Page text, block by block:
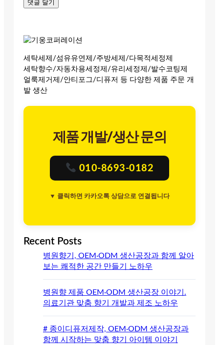
세탁세제/섬유유연제/주방세제/다목적세정제
세탁향수/자동차용세정제/유리세정제/발수코팅제
얼룩제거제/안티포그/디퓨저 등 다양한 제품 주문 개
발 생산
제품 개발/생산 문의
010-8693-0182
▼ 클릭하면 카카오톡 상담으로 연결됩니다
Recent Posts
병원향기, OEM·ODM 생산공장과 함께 알아
보는 쾌적한 공간 만들기 노하우
병원향 제품 OEM·ODM 생산공장 이야기.
의료기관 맞춤 향기 개발과 제조 노하우
# 종이디퓨저제작, OEM·ODM 생산공장과
함께 시작하는 맞춤 향기 아이템 이야기